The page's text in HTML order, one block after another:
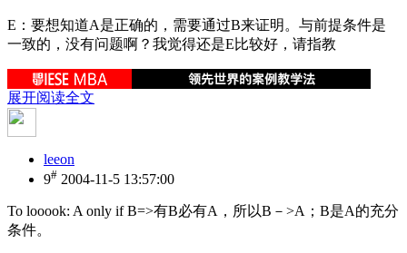
E：要想知道A是正确的，需要通过B来证明。与前提条件是
一致的，没有问题啊？我觉得还是E比较好，请指教
展开阅读全文
leeon
9# 2004-11-5 13:57:00
To looook: A only if B=>有B必有A，所以B－>A；B是A的充分
条件。